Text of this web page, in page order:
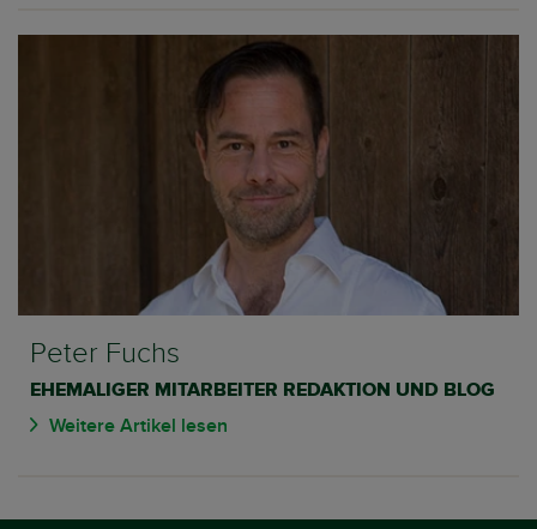
Peter Fuchs
EHEMALIGER MITARBEITER REDAKTION UND BLOG
Weitere Artikel lesen